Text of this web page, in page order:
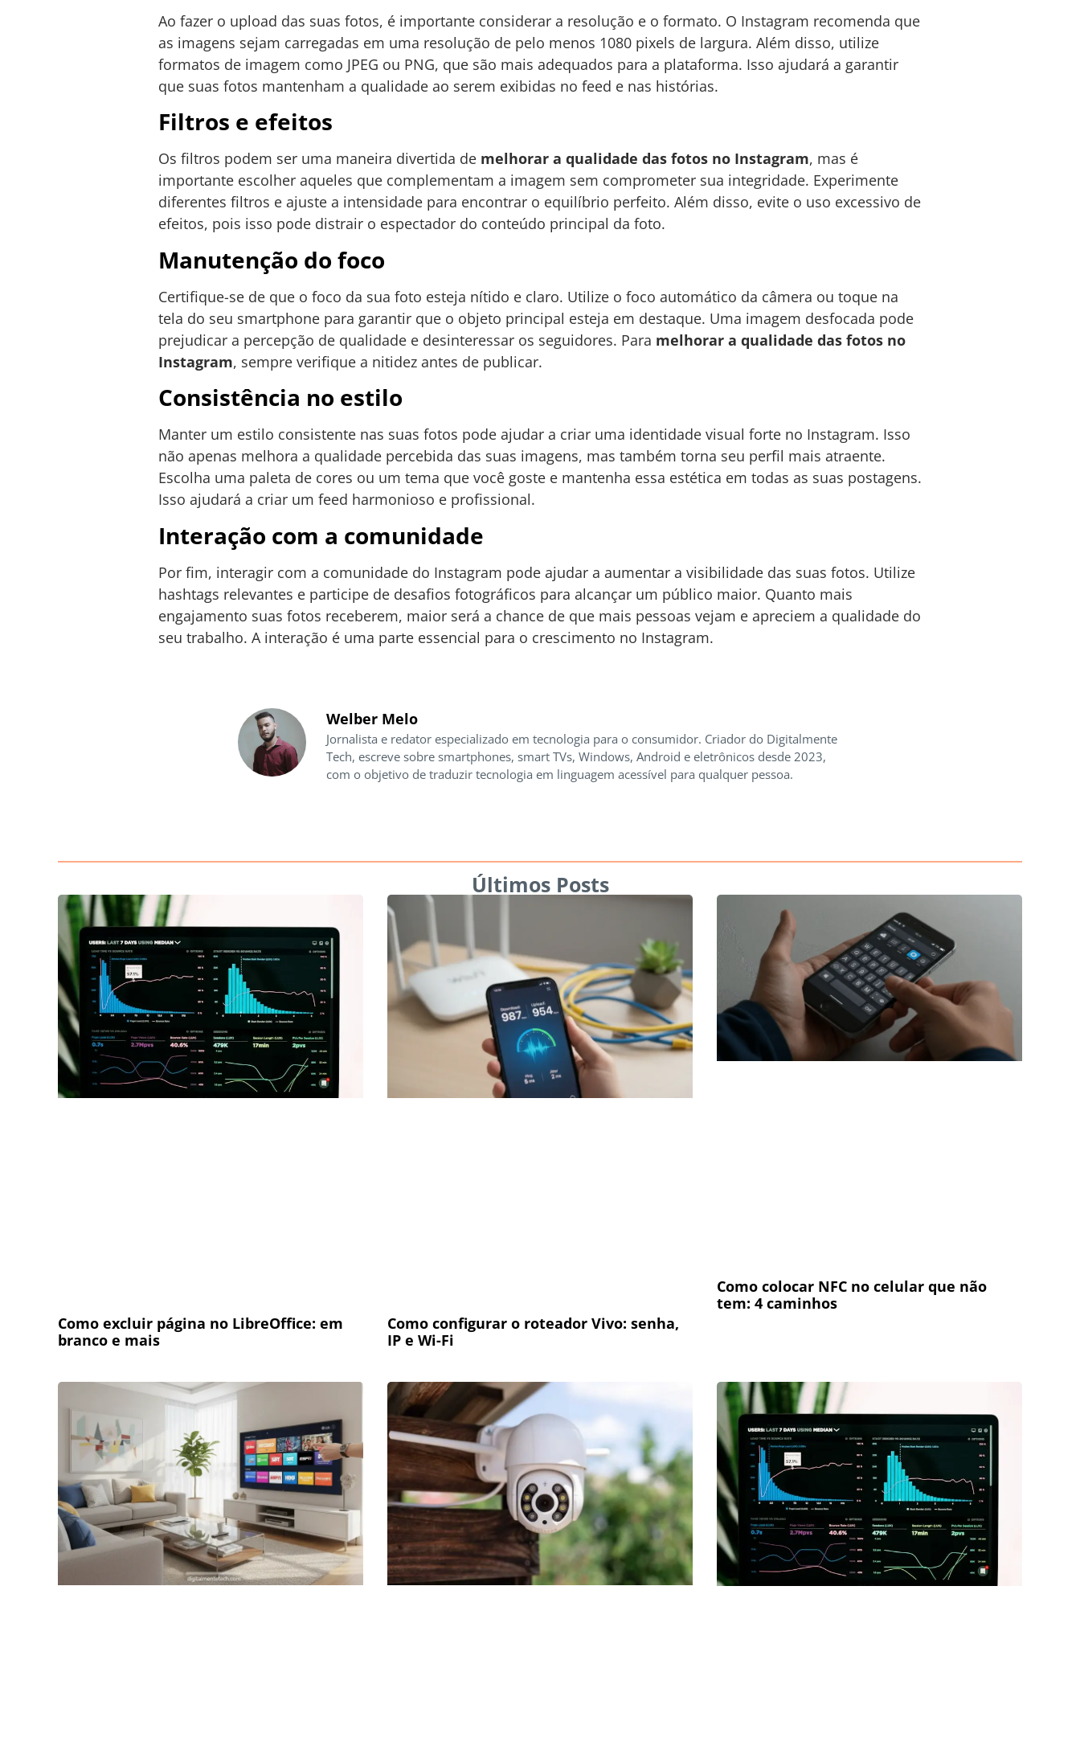
Ao fazer o upload das suas fotos, é importante considerar a resolução e o formato. O Instagram recomenda que
as imagens sejam carregadas em uma resolução de pelo menos 1080 pixels de largura. Além disso, utilize
formatos de imagem como JPEG ou PNG, que são mais adequados para a plataforma. Isso ajudará a garantir
que suas fotos mantenham a qualidade ao serem exibidas no feed e nas histórias.
Filtros e efeitos
Os filtros podem ser uma maneira divertida de melhorar a qualidade das fotos no Instagram, mas é
importante escolher aqueles que complementam a imagem sem comprometer sua integridade. Experimente
diferentes filtros e ajuste a intensidade para encontrar o equilíbrio perfeito. Além disso, evite o uso excessivo de
efeitos, pois isso pode distrair o espectador do conteúdo principal da foto.
Manutenção do foco
Certifique-se de que o foco da sua foto esteja nítido e claro. Utilize o foco automático da câmera ou toque na
tela do seu smartphone para garantir que o objeto principal esteja em destaque. Uma imagem desfocada pode
prejudicar a percepção de qualidade e desinteressar os seguidores. Para melhorar a qualidade das fotos no
Instagram, sempre verifique a nitidez antes de publicar.
Consistência no estilo
Manter um estilo consistente nas suas fotos pode ajudar a criar uma identidade visual forte no Instagram. Isso
não apenas melhora a qualidade percebida das suas imagens, mas também torna seu perfil mais atraente.
Escolha uma paleta de cores ou um tema que você goste e mantenha essa estética em todas as suas postagens.
Isso ajudará a criar um feed harmonioso e profissional.
Interação com a comunidade
Por fim, interagir com a comunidade do Instagram pode ajudar a aumentar a visibilidade das suas fotos. Utilize
hashtags relevantes e participe de desafios fotográficos para alcançar um público maior. Quanto mais
engajamento suas fotos receberem, maior será a chance de que mais pessoas vejam e apreciem a qualidade do
seu trabalho. A interação é uma parte essencial para o crescimento no Instagram.
Welber Melo
Jornalista e redator especializado em tecnologia para o consumidor. Criador do Digitalmente
Tech, escreve sobre smartphones, smart TVs, Windows, Android e eletrônicos desde 2023,
com o objetivo de traduzir tecnologia em linguagem acessível para qualquer pessoa.
Últimos Posts
Como excluir página no LibreOffice: em
branco e mais
Como configurar o roteador Vivo: senha,
IP e Wi-Fi
Como colocar NFC no celular que não
tem: 4 caminhos